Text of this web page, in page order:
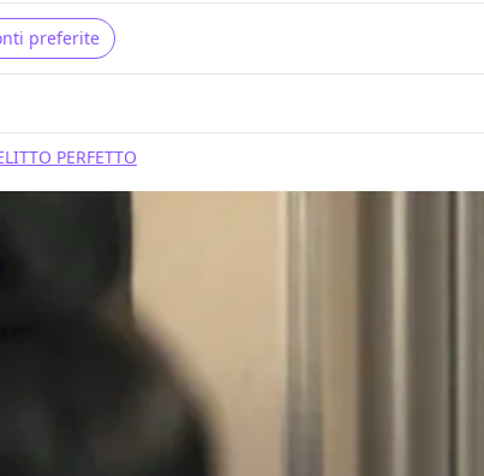
preferite
PERFETTO